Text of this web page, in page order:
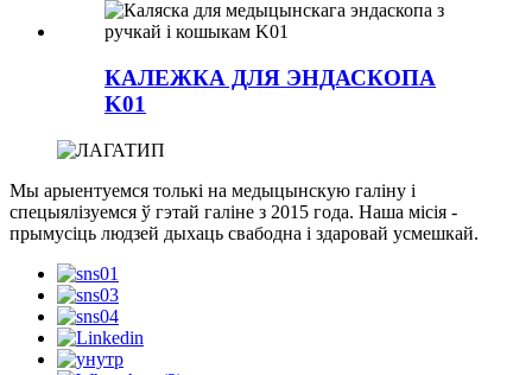
КАЛЕЖКА ДЛЯ ЭНДАСКОПА
K01
Мы арыентуемся толькі на медыцынскую галіну і
спецыялізуемся ў гэтай галіне з 2015 года. Наша місія -
прымусіць людзей дыхаць свабодна і здаровай усмешкай.